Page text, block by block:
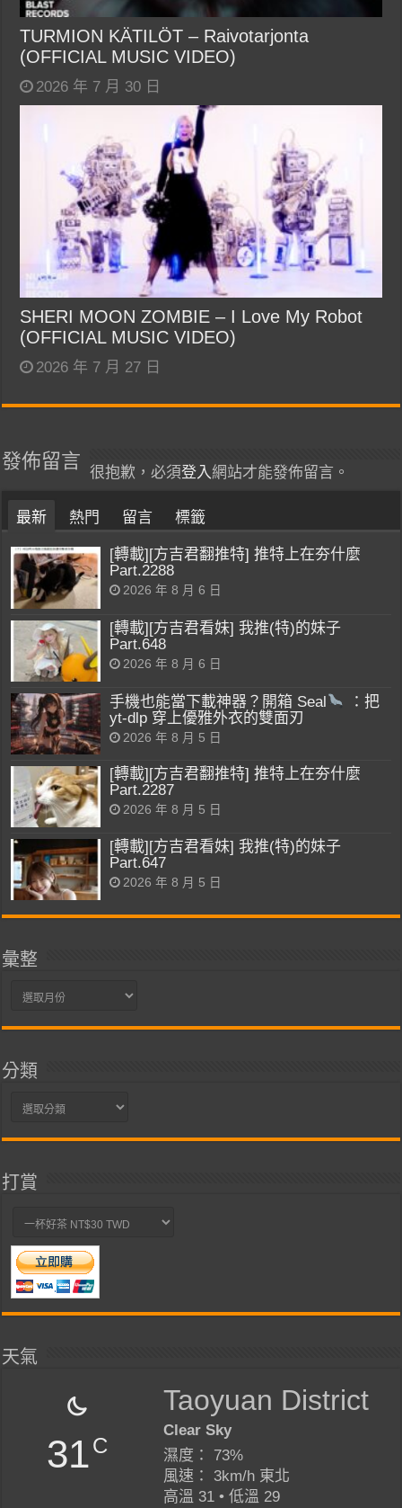
TURMION KÄTILÖT – Raivotarjonta
(OFFICIAL MUSIC VIDEO)
2026 年 7 月 30 日
SHERI MOON ZOMBIE – I Love My Robot
(OFFICIAL MUSIC VIDEO)
2026 年 7 月 27 日
發佈留言
很抱歉，必須登入網站才能發佈留言。
最新 熱門 留言 標籤
[轉載][方吉君翻推特] 推特上在夯什麼
Part.2288
2026 年 8 月 6 日
[轉載][方吉君看妹] 我推(特)的妹子
Part.648
2026 年 8 月 6 日
手機也能當下載神器？開箱 Seal
：把
yt-dlp 穿上優雅外衣的雙面刃
2026 年 8 月 5 日
[轉載][方吉君翻推特] 推特上在夯什麼
Part.2287
2026 年 8 月 5 日
[轉載][方吉君看妹] 我推(特)的妹子
Part.647
2026 年 8 月 5 日
彙整
彙
分類
分
打賞
天氣
31C
Taoyuan District
Clear Sky
濕度： 73%
風速： 3km/h 東北
高溫 31 • 低溫 29